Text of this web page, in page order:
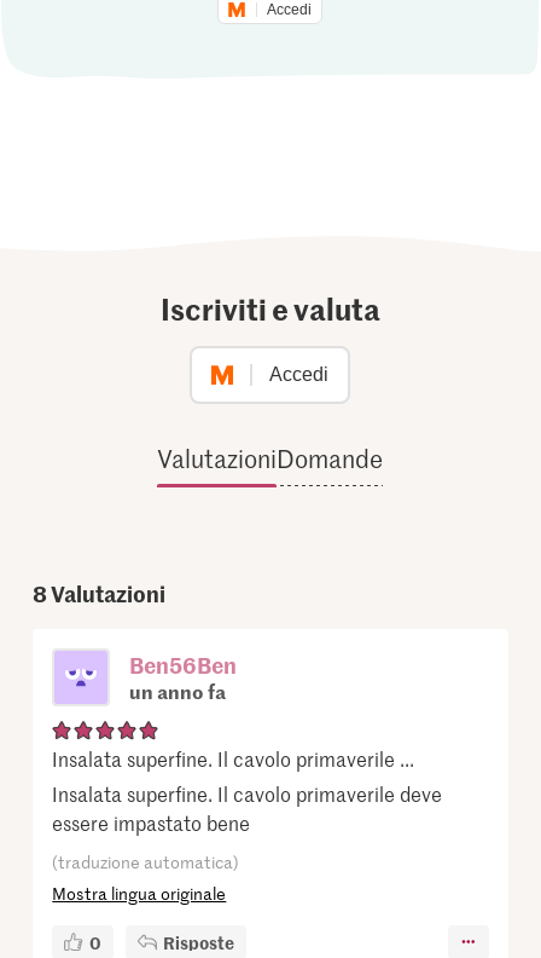
Accedi
Iscriviti e valuta
Accedi
ValutazioniDomande
8Valutazioni
Ben56Ben
un anno fa
Insalata superfine. Il cavolo primaverile ...
Insalata superfine. Il cavolo primaverile deve
essere impastato bene
(traduzione automatica)
Mostra lingua originale
0 Risposte